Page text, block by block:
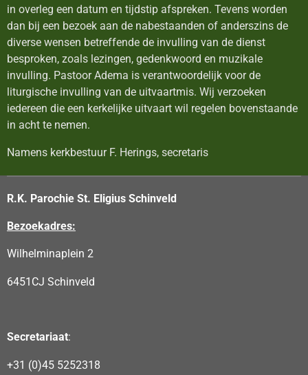
in overleg een datum en tijdstip afspreken. Tevens worden
dan bij een bezoek aan de nabestaanden of anderszins de
diverse wensen betreffende de invulling van de dienst
besproken, zoals lezingen, gedenkwoord en muzikale
invulling. Pastoor Adema is verantwoordelijk voor de
liturgische invulling van de uitvaartmis. Wij verzoeken
iedereen die een kerkelijke uitvaart wil regelen bovenstaande
in acht te nemen.
Namens kerkbestuur F. Herings, secretaris
R.K. Parochie St. Eligius Schinveld
Bezoekadres:
Wilhelminaplein 2
6451CJ Schinveld
Secretariaat:
+31 (0)45 5252318